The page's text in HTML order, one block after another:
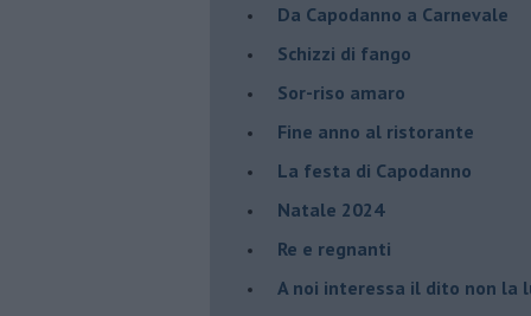
Da Capodanno a Carnevale
Schizzi di fango
Sor-riso amaro
Fine anno al ristorante
La festa di Capodanno
Natale 2024
Re e regnanti
A noi interessa il dito non la